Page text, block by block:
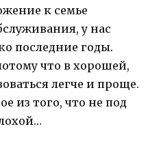
к семье
у нас
последние годы.
что в хорошей,
легче и проще.
из того, что не под